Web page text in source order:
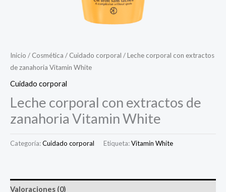
Inicio / Cosmética / Cuidado corporal / Leche corporal con extractos
de zanahoria Vitamin White
Cuidado corporal
Leche corporal con extractos de
zanahoria Vitamin White
Categoría:Cuidado corporal Etiqueta:Vitamin White
Valoraciones (0)